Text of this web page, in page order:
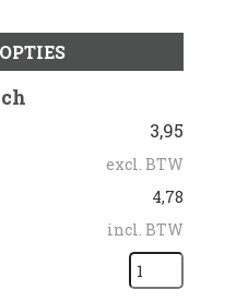
3,95
excl. BTW
4,78
incl. BTW